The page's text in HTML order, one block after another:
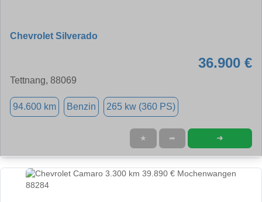
Chevrolet Silverado
36.900 €
Tettnang, 88069
94.600 km Benzin 265 kw (360 PS)
★ ➦ ➜